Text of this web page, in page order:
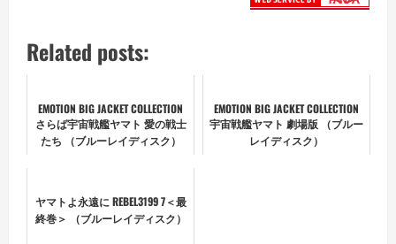
Related posts:
EMOTION BIG JACKET COLLECTION
さらば宇宙戦艦ヤマト 愛の戦士
たち （ブルーレイディスク）
EMOTION BIG JACKET COLLECTION
宇宙戦艦ヤマト 劇場版 （ブルー
レイディスク）
ヤマトよ永遠に REBEL3199 7＜最
終巻＞ （ブルーレイディスク）